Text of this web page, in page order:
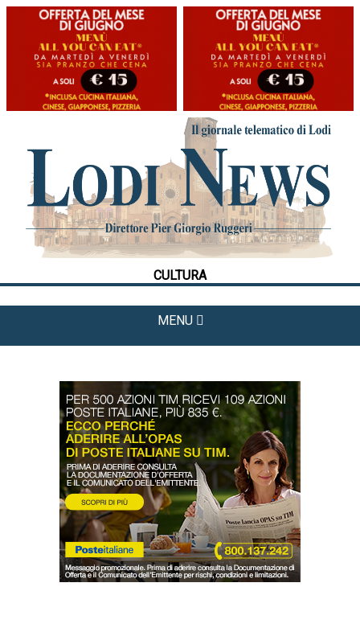
CULTURA
MENU
HOME
CRONACA
POLITICA
LA FOTO
METEO
CULTURA
DAL TERRITORIO
OROSCOPO
LA PIAZZA
ANIMALI
OCCHIO ALLA TRUFFA
NECROLOGI